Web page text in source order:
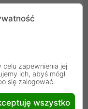
i uszkodzenia.
ale też
gwarantuje
celu zapewnienia jej
ich, abyś mógł
się zalogować.
wszystko